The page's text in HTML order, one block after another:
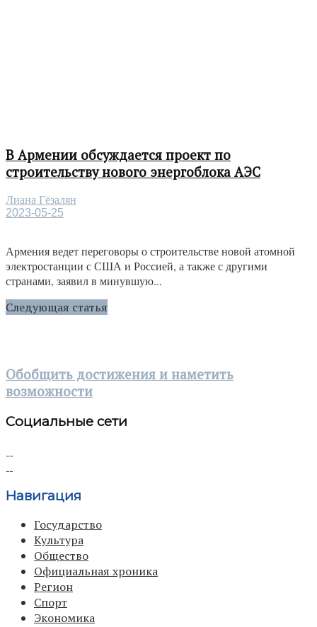
В Армении обсуждается проект по
строительству нового энергоблока АЭС
Лиана Гёзалян
2023-05-25
Армения ведет переговоры о строительстве новой атомной
электростанции с США и Россией, а также с другими
странами, заявил в минувшую...
Следующая статья
Обобщить достижения и наметить
возможности
Социальные сети
Навигация
Государство
Культура
Общество
Официальная хроника
Регион
Спорт
Экономика